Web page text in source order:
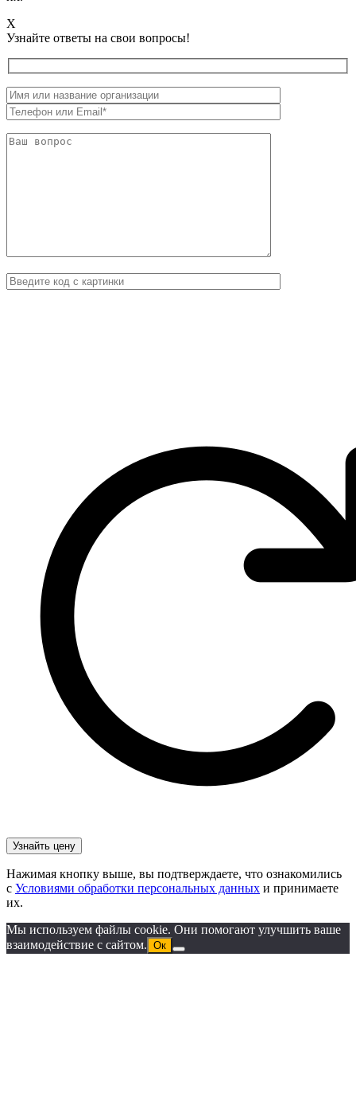
X
Узнайте ответы на свои вопросы!
Нажимая кнопку выше, вы подтверждаете, что ознакомились
с Условиями обработки персональных данных и принимаете
их.
Мы используем файлы cookie. Они помогают улучшить ваше
взаимодействие с сайтом. Ок